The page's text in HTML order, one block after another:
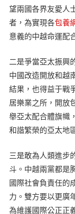
望兩國各界友愛人
者，為實現各包養
意義的中越命運配
二是爭當亞太振興
中國改造開放和越
結果，也得益于戰
居樂業之所，開放
舉亞太配合體旗幟
和諧繁榮的亞太地
三是敢為人類進步
斗。中越兩黨都是
國際社會負責任的
力。雙方要以更廣
為維護國際公正正